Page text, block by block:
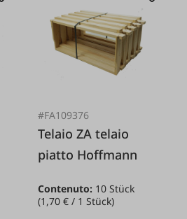
#FA109376
Telaio ZA telaio
piatto Hoffmann
Contenuto: 10 Stück
(1,70 € / 1 Stück)